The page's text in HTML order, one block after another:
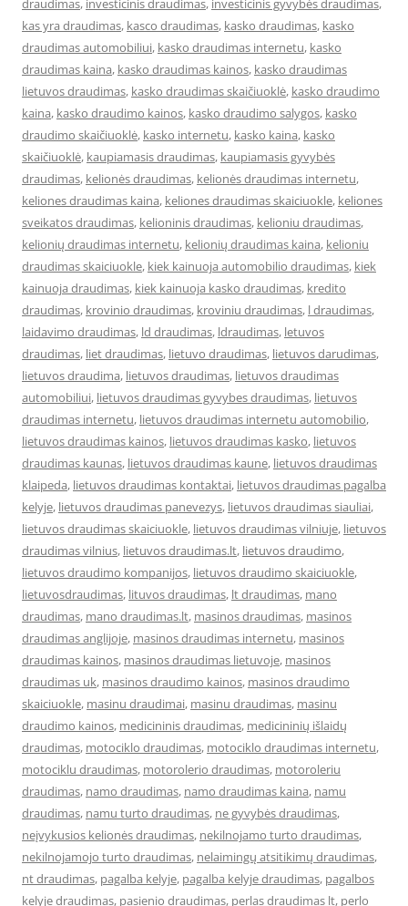
draudimas, investicinis draudimas, investicinis gyvybės draudimas,
kas yra draudimas, kasco draudimas, kasko draudimas, kasko
draudimas automobiliui, kasko draudimas internetu, kasko
draudimas kaina, kasko draudimas kainos, kasko draudimas
lietuvos draudimas, kasko draudimas skaičiuoklė, kasko draudimo
kaina, kasko draudimo kainos, kasko draudimo salygos, kasko
draudimo skaičiuoklė, kasko internetu, kasko kaina, kasko
skaičiuoklė, kaupiamasis draudimas, kaupiamasis gyvybės
draudimas, kelionės draudimas, kelionės draudimas internetu,
keliones draudimas kaina, keliones draudimas skaiciuokle, keliones
sveikatos draudimas, kelioninis draudimas, kelioniu draudimas,
kelionių draudimas internetu, kelionių draudimas kaina, kelioniu
draudimas skaiciuokle, kiek kainuoja automobilio draudimas, kiek
kainuoja draudimas, kiek kainuoja kasko draudimas, kredito
draudimas, krovinio draudimas, kroviniu draudimas, l draudimas,
laidavimo draudimas, ld draudimas, ldraudimas, letuvos
draudimas, liet draudimas, lietuvo draudimas, lietuvos darudimas,
lietuvos draudima, lietuvos draudimas, lietuvos draudimas
automobiliui, lietuvos draudimas gyvybes draudimas, lietuvos
draudimas internetu, lietuvos draudimas internetu automobilio,
lietuvos draudimas kainos, lietuvos draudimas kasko, lietuvos
draudimas kaunas, lietuvos draudimas kaune, lietuvos draudimas
klaipeda, lietuvos draudimas kontaktai, lietuvos draudimas pagalba
kelyje, lietuvos draudimas panevezys, lietuvos draudimas siauliai,
lietuvos draudimas skaiciuokle, lietuvos draudimas vilniuje, lietuvos
draudimas vilnius, lietuvos draudimas.lt, lietuvos draudimo,
lietuvos draudimo kompanijos, lietuvos draudimo skaiciuokle,
lietuvosdraudimas, lituvos draudimas, lt draudimas, mano
draudimas, mano draudimas.lt, masinos draudimas, masinos
draudimas anglijoje, masinos draudimas internetu, masinos
draudimas kainos, masinos draudimas lietuvoje, masinos
draudimas uk, masinos draudimo kainos, masinos draudimo
skaiciuokle, masinu draudimai, masinu draudimas, masinu
draudimo kainos, medicininis draudimas, medicininių išlaidų
draudimas, motociklo draudimas, motociklo draudimas internetu,
motociklu draudimas, motorolerio draudimas, motoroleriu
draudimas, namo draudimas, namo draudimas kaina, namu
draudimas, namu turto draudimas, ne gyvybės draudimas,
neįvykusios kelionės draudimas, nekilnojamo turto draudimas,
nekilnojamojo turto draudimas, nelaimingų atsitikimų draudimas,
nt draudimas, pagalba kelyje, pagalba kelyje draudimas, pagalbos
kelyje draudimas, pasienio draudimas, perlas draudimas lt, perlo